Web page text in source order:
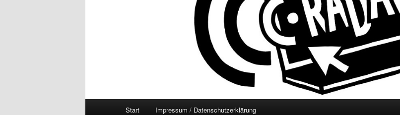
Start Impressum / Datenschutzerklärung